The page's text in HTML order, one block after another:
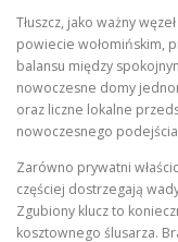
Tłuszcz, jako ważny
powiecie wołomińskim,
balansu między
nowoczesne domy
oraz liczne lokalne
nowoczesnego
Zarówno prywatni
częściej dostrzegają
Zgubiony klucz to
kosztownego ślusarza.